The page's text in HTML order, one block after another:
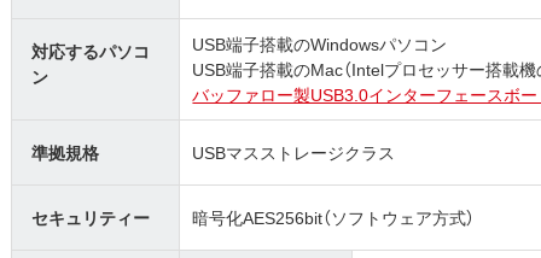
対応するパソコ
ン
USB端子搭載のWindowsパソコン
USB端子搭載のMac（Intelプロセッサー搭載機
バッファロー製USB3.0インターフェースボ
準拠規格 USBマスストレージクラス
セキュリティー 暗号化AES256bit（ソフトウェア方式）